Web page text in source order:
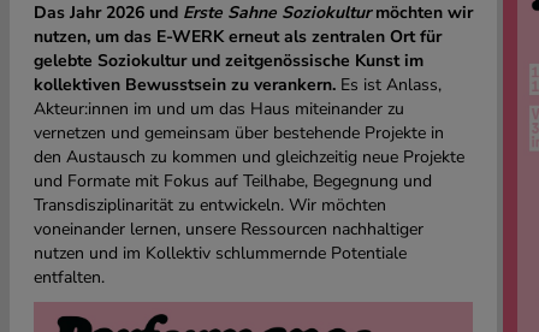
Das Jahr 2026 und Erste Sahne Soziokulturmöchten wir
nutzen, um das E-WERK erneut als zentralen Ort für
gelebte Soziokultur und zeitgenössische Kunst im
kollektiven Bewusstsein zu verankern. Es ist Anlass,
Akteur:innen im und um das Haus miteinander zu
vernetzen und gemeinsam über bestehende Projekte in
den Austausch zu kommen und gleichzeitig neue Projekte
und Formate mit Fokus auf Teilhabe, Begegnung und
Transdisziplinarität zu entwickeln. Wir möchten
voneinander lernen, unsere Ressourcen nachhaltiger
nutzen und im Kollektiv schlummernde Potentiale
entfalten.